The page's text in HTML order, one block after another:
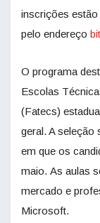
inscrições estão
pelo endereço
O programa
Escolas
(Fatecs)
geral. A seleção
em que os
maio. As aulas
mercado e
Microsoft.